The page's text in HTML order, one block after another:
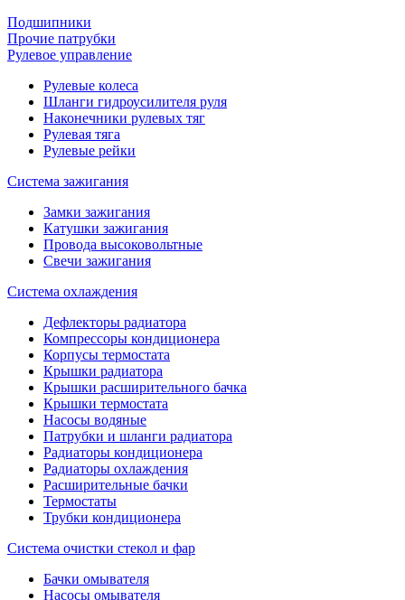
Подшипники
Прочие патрубки
Рулевое управление
Рулевые колеса
Шланги гидроусилителя руля
Наконечники рулевых тяг
Рулевая тяга
Рулевые рейки
Система зажигания
Замки зажигания
Катушки зажигания
Провода высоковольтные
Свечи зажигания
Система охлаждения
Дефлекторы радиатора
Компрессоры кондиционера
Корпусы термостата
Крышки радиатора
Крышки расширительного бачка
Крышки термостата
Насосы водяные
Патрубки и шланги радиатора
Радиаторы кондиционера
Радиаторы охлаждения
Расширительные бачки
Термостаты
Трубки кондиционера
Система очистки стекол и фар
Бачки омывателя
Насосы омывателя